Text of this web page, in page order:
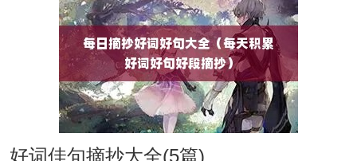
好词佳句摘抄大全(5篇)